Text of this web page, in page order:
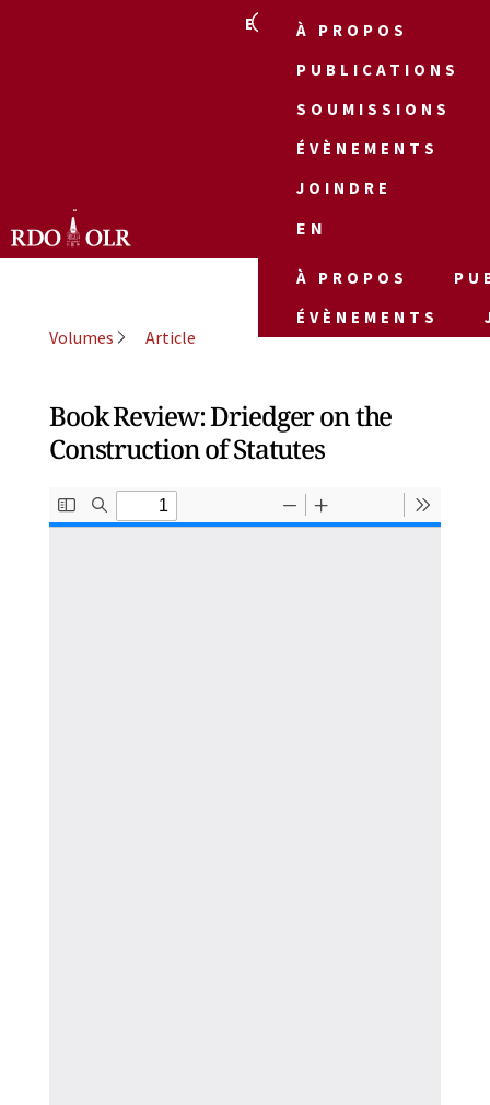
EN
À PROPOS
PUBLICATIONS
SOUMISSIONS
ÉVÈNEMENTS
JOINDRE
EN
À PROPOS
ÉVÈNEMENTS
Volumes Article
Book Review: Driedger on the
Construction of Statutes